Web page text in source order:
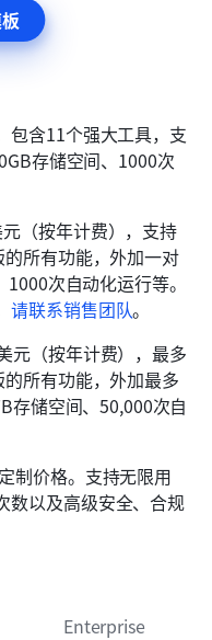
包含11个强大工具，支
存储空间、1000次
（按年计费），支持
所有功能，外加一对
次自动化运行等。
请联系销售团队。
元（按年计费），最多
所有功能，外加最多
存储空间、50,000次自
制价格。支持无限用
数以及高级安全、合规
Enterprise